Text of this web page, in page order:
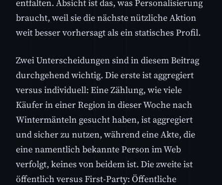
entfalten. Absicht ist das, was Personalisierung
braucht, weil sie die nächste nützliche Aktion
weit besser vorhersagt als ein statisches Profil.
Zwei Unterscheidungen sind in diesem Beitrag
durchgehend wichtig. Die erste ist aggregiert
versus individuell: Eine Zählung, wie viele
Käufer in einer Region in dieser Woche nach
Wintermänteln gesucht haben, ist aggregiert
und sicher zu nutzen, während eine Akte, die
eine namentlich bekannte Person im Web
verfolgt, keines von beidem ist. Die zweite ist
öffentlich versus First-Party: Öffentliche